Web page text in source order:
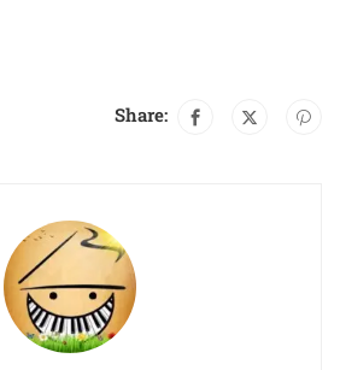
Share: